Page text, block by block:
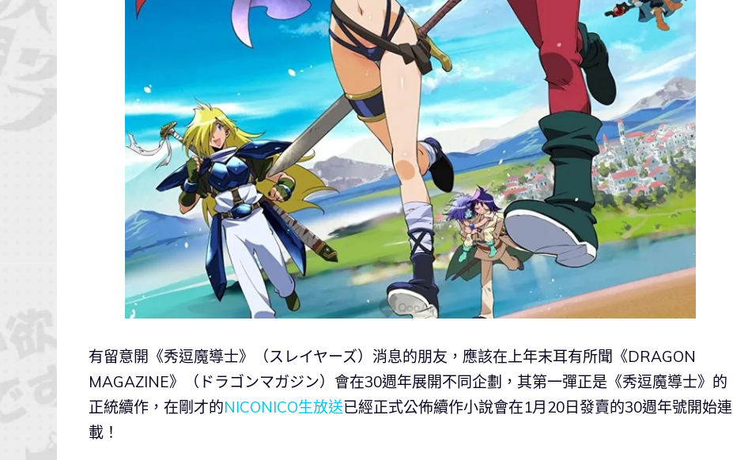
有留意開《秀逗魔導士》（スレイヤーズ）消息的朋友，應該在上年末耳有所聞《DRAGON
MAGAZINE》（ドラゴンマガジン）會在30週年展開不同企劃，其第一彈正是《秀逗魔導士》的
正統續作，在剛才的NICONICO生放送已經正式公佈續作小說會在1月20日發賣的30週年號開始連
載！